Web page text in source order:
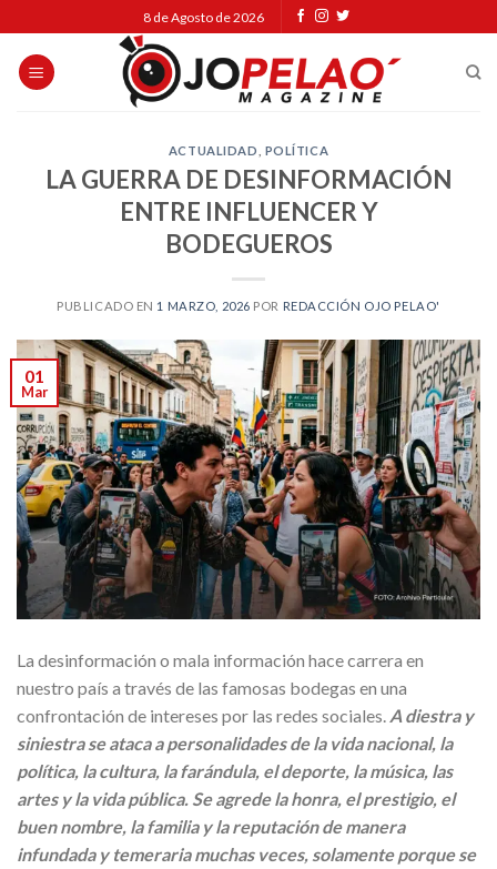
to
content
8 de Agosto de 2026
ACTUALIDAD POLÍTICA
LA GUERRA DE DESINFORMACIÓN
ENTRE INFLUENCER Y
BODEGUEROS
PUBLICADO EN 1 MARZO, 2026 POR REDACCIÓN OJO PELAO'
01
Mar
La desinformación o mala información hace carrera en
nuestro país a través de las famosas bodegas en una
confrontación de intereses por las redes sociales. A diestra y
siniestra se ataca a personalidades de la vida nacional, la
política, la cultura, la farándula, el deporte, la música, las
artes y la vida pública. Se agrede la honra, el prestigio, el
buen nombre, la familia y la reputación de manera
infundada y temeraria muchas veces, solamente porque se